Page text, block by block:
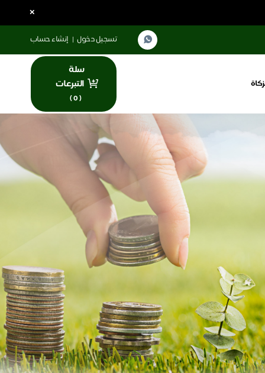
×
تسجيل دخول | إنشاء حساب
سلة
التبرعات
(
0
)